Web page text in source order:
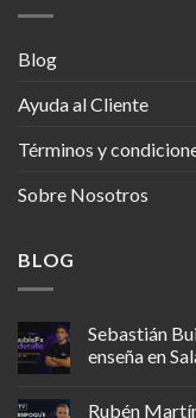
Blog
Ayuda al Cliente
Términos y
Sobre Nosotros
BLOG
Sebastián
enseña en
Rubén